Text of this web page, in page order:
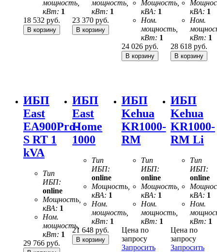
мощность,
кВт: 1
18 532 руб.
мощность,
кВт: 1
23 370 руб.
Мощность,
кВА: 1
Ном.
мощность,
кВт: 1
24 026руб.
кВА: 1
Ном.
кВт: 1
28 618руб.
ИБП
East
EA900Pro-
S RT 1
kVA
Тип
ИБП:
online
Мощность,
кВА: 1
Ном.
мощность,
кВт: 1
29 766 руб.
ИБП
East
Home
1000
Тип
ИБП:
online
Мощность,
кВА: 1
Ном.
мощность,
кВт: 1
21 648 руб.
ИБП
Kehua
KR1000-
RM
Тип
ИБП:
online
Мощность,
кВА: 1
Ном.
мощность,
кВт: 1
Цена по
запросу
Запросить
ИБП
Kehua
KR1000-
RM Li
Тип
ИБП:
online
кВА: 1
Ном.
кВт: 1
Цена по
запросу
Запросить